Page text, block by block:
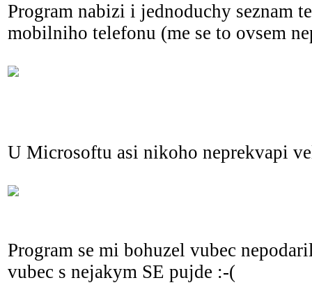
Program nabizi i jednoduchy seznam
mobilniho telefonu (me se to ovsem
U Microsoftu asi nikoho neprekvapi
Program se mi bohuzel vubec
vubec s nejakym SE pujde :-(